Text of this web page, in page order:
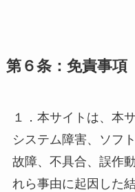
第６条：免責事項
１．本サイトは、本
システム障害、ソフ
故障、不具合、誤作
れら事由に起因した